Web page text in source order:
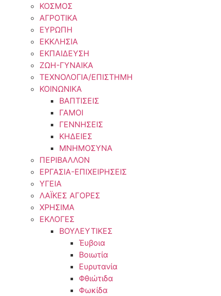
ΚΟΣΜΟΣ
ΑΓΡΟΤΙΚΑ
ΕΥΡΩΠΗ
ΕΚΚΛΗΣΙΑ
ΕΚΠΑΙΔΕΥΣΗ
ΖΩΗ-ΓΥΝΑΙΚΑ
ΤΕΧΝΟΛΟΓΙΑ/ΕΠΙΣΤΗΜΗ
ΚΟΙΝΩΝΙΚΑ
ΒΑΠΤΙΣΕΙΣ
ΓΑΜΟΙ
ΓΕΝΝΗΣΕΙΣ
ΚΗΔΕΙΕΣ
ΜΝΗΜΟΣΥΝΑ
ΠΕΡΙΒΑΛΛΟΝ
ΕΡΓΑΣΙΑ-ΕΠΙΧΕΙΡΗΣΕΙΣ
ΥΓΕΙΑ
ΛΑΪΚΕΣ ΑΓΟΡΕΣ
ΧΡΗΣΙΜΑ
ΕΚΛΟΓΕΣ
ΒΟΥΛΕΥΤΙΚΕΣ
Έυβοια
Βοιωτία
Ευρυτανία
Φθιώτιδα
Φωκίδα